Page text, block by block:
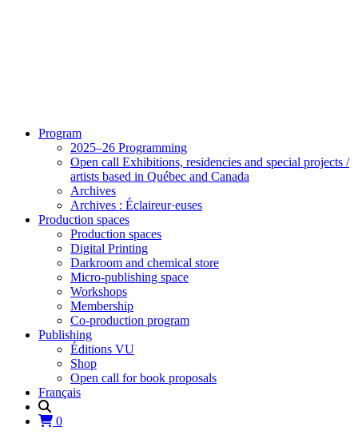
Program
2025–26 Programming
Open call Exhibitions, residencies and special projects /
artists based in Québec and Canada
Archives
Archives : Éclaireur·euses
Production spaces
Production spaces
Digital Printing
Darkroom and chemical store
Micro-publishing space
Workshops
Membership
Co-production program
Publishing
Éditions VU
Shop
Open call for book proposals
Français
0